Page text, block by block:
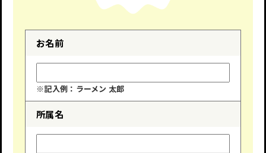
お名前
※記入例：ラーメン 太郎
所属名